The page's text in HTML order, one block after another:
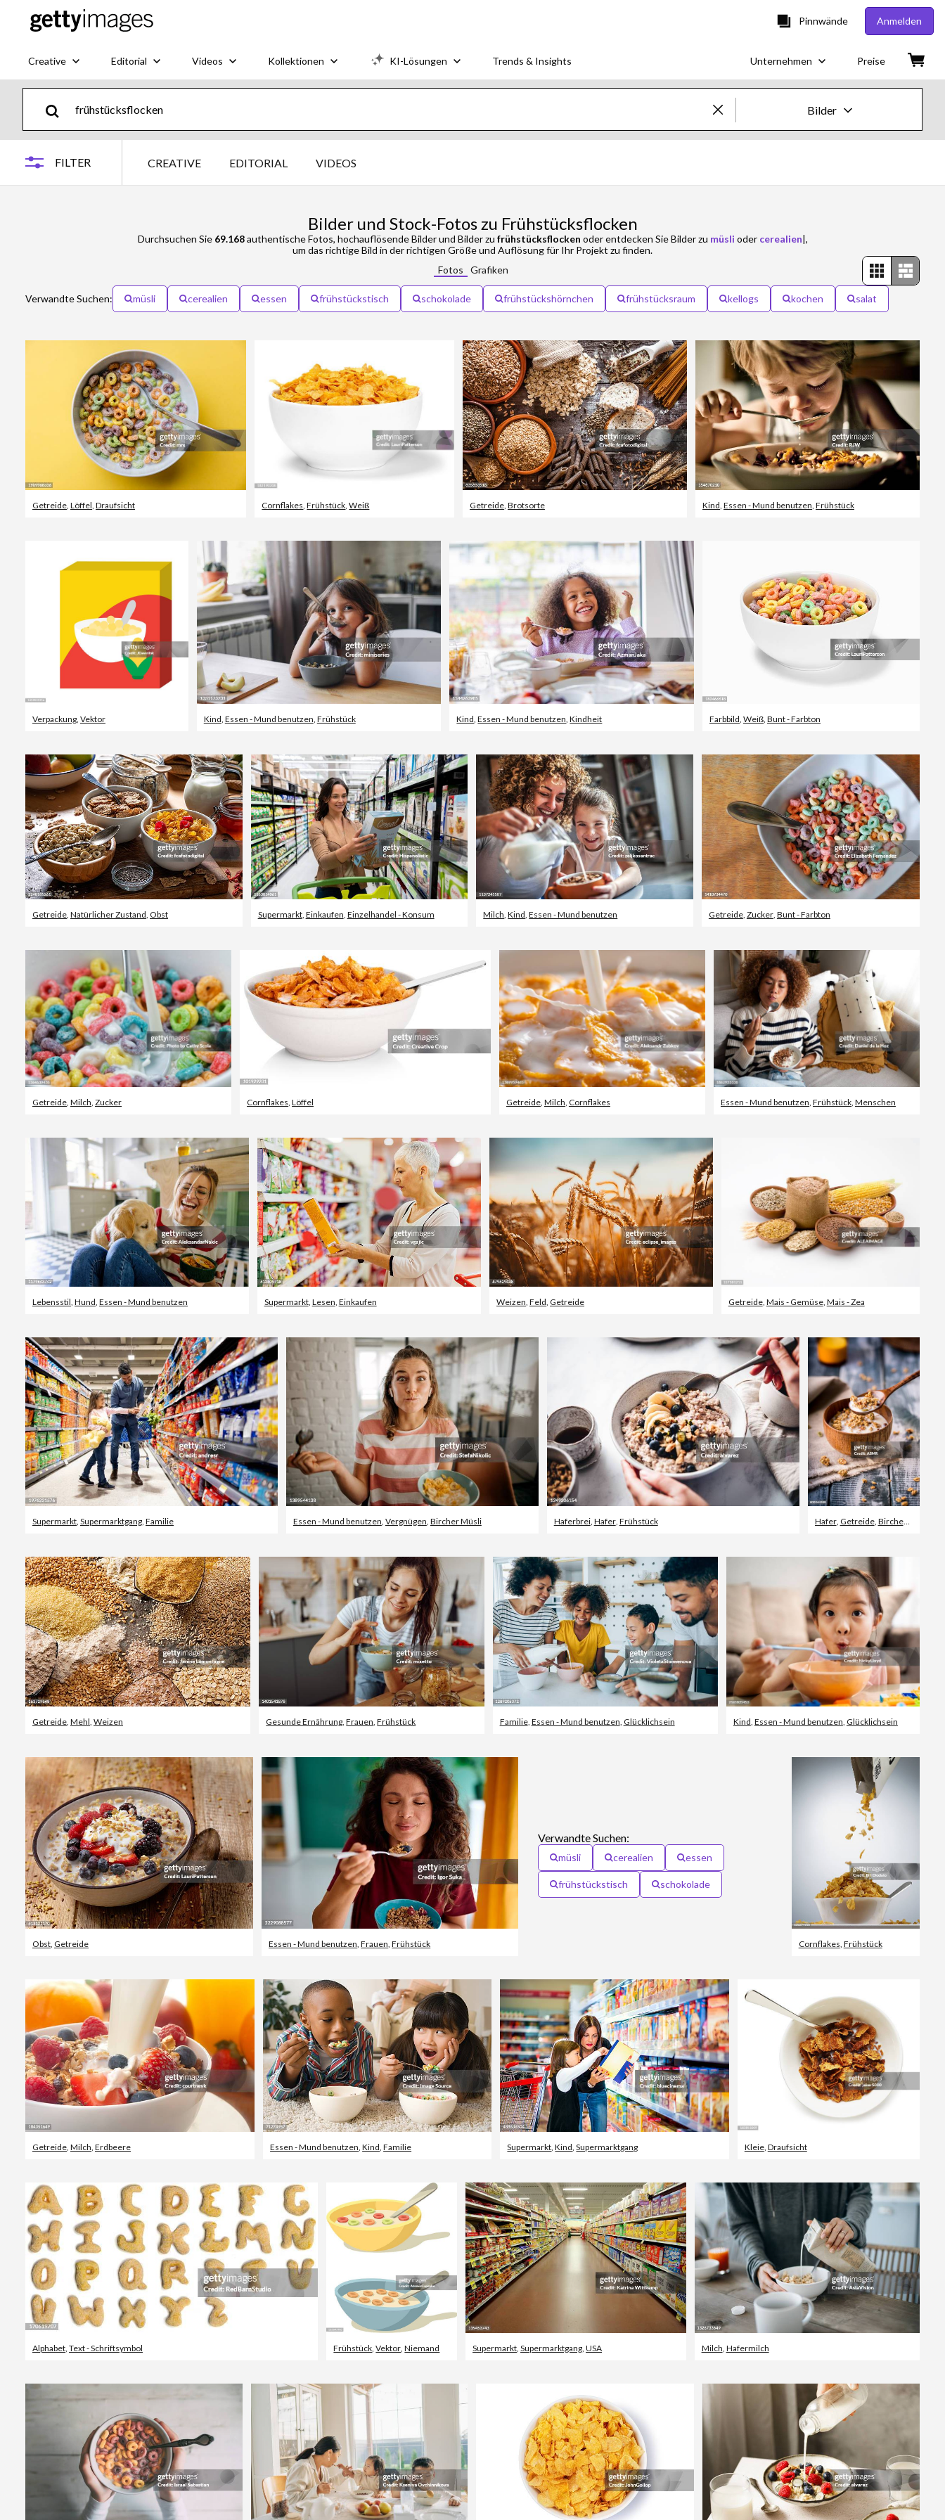
Pinnwände Anmelden
Creative Editorial Videos Kollektionen KI-Lösungen Trends & Insights Unternehmen Preise
Bilder
Editorial
Creative
FILTER CREATIVE EDITORIAL VIDEOS
Bilder und Stock-Fotos zu Frühstücksflocken
Durchsuchen Sie 69.168authentische Fotos, hochauflösende Bilder und Bilder zu frühstücksflocken oder entdecken Sie Bilder zu müsli oder cerealien|,
um das richtige Bild in der richtigen Größe und Auflösung für Ihr Projekt zu finden.
Fotos
Grafiken
Verwandte Suchen: müsli cerealien essen frühstückstisch schokolade frühstückshörnchen frühstücksraum kellogs kochen salat
Getreide, Löffel, Draufsicht Cornflakes,Frühstück,Weiß Getreide, Brotsorte Kind, Essen - Mund benutzen, Frühstück
Verpackung Vektor Kind Essen - Mund benutzen Frühstück Kind ,Essen - Mund benutzen ,Kindheit Farbbild Weiß Bunt - Farbton
Getreide Natürlicher Zustand Obst Supermarkt, Einkaufen Einzelhandel - Konsum Milch ,Kind ,Essen - Mund benutzen Getreide, Zucker, Bunt - Farbton
Getreide, Milch, Zucker Cornflakes,Löffel Getreide, Milch, Cornflakes Essen - Mund benutzen, Frühstück, Menschen
Lebensstil, Hund, Essen - Mund benutzen Supermarkt, Lesen, Einkaufen Weizen,Feld, Getreide Getreide, Mais - Gemüse, Mais - Zea
Supermarkt Supermarktgang Familie Essen - Mund benutzen Vergnügen Bircher Müsli Haferbrei, Hafer, Frühstück Hafer, Getreide, Bircher Müsli
Getreide, Mehl, Weizen Gesunde Ernährung,Frauen,Frühstück Familie, Essen - Mund benutzen, Glücklichsein Kind, Essen - Mund benutzen, Glücklichsein
Obst Getreide Essen - Mund benutzen ,Frauen ,Frühstück
Verwandte Suchen:
müsli cerealien essen
frühstückstisch schokolade
Cornflakes Frühstück
Getreide Milch Erdbeere Essen - Mund benutzen ,Kind ,Familie Supermarkt ,Kind ,Supermarktgang Kleie, Draufsicht
Alphabet, Text - Schriftsymbol Frühstück,Vektor,Niemand Supermarkt,Supermarktgang,USA Milch, Hafermilch